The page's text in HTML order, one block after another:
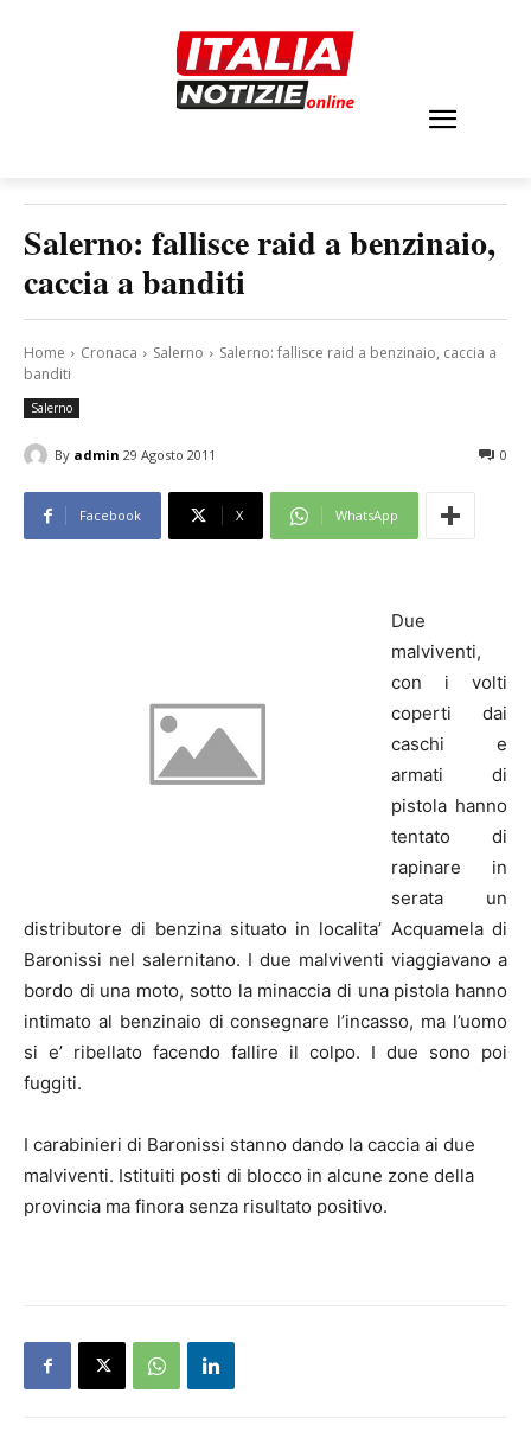
Salerno: fallisce raid a benzinaio,
caccia a banditi
Home Cronaca Salerno
Salerno: fallisce raid a benzinaio, caccia a
banditi
Salerno
By admin 29 Agosto 2011 0
Facebook X WhatsApp
Due
malviventi,
con i volti
coperti dai
caschi e
armati di
pistola hanno
tentato di
rapinare in
serata un
distributore di benzina situato in localita’ Acquamela di
Baronissi nel salernitano. I due malviventi viaggiavano a
bordo di una moto, sotto la minaccia di una pistola hanno
intimato al benzinaio di consegnare l’incasso, ma l’uomo
si e’ ribellato facendo fallire il colpo. I due sono poi
fuggiti.
I carabinieri di Baronissi stanno dando la caccia ai due
malviventi. Istituiti posti di blocco in alcune zone della
provincia ma finora senza risultato positivo.